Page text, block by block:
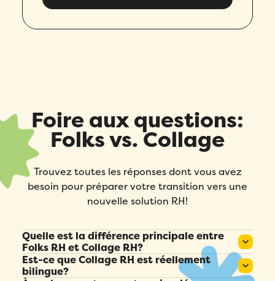
Foire aux questions:
Folks vs. Collage
Trouvez toutes les réponses dont vous avez
besoin pour préparer votre transition vers une
nouvelle solution RH!
Quelle est la différence principale entre
Folks RH et Collage RH?
Collage RH est un excellent outil de départ pour
les petites équipes canadiennes : simple,
Est-ce que Collage RH est réellement
bilingue?